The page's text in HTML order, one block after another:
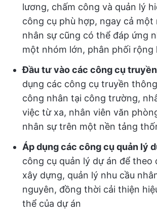
lương, chấm công và quản lý
công cụ phù hợp, ngay cả một
nhân sự cũng có thể đáp ứng
một nhóm lớn, phân phối rộng
Đầu tư vào các công cụ
dụng các công cụ truyền
công nhân tại công trường,
việc từ xa, nhân viên văn
nhân sự trên một nền tảng
Áp dụng các công cụ quản lý
công cụ quản lý dự án để theo
xây dựng, quản lý nhu cầu
nguyên, đồng thời cải thiện
thể của dự án